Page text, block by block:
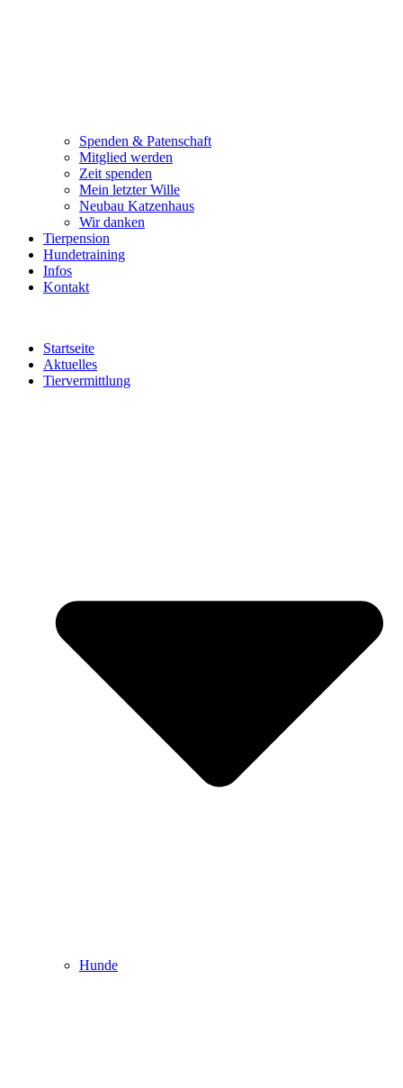
Spenden & Patenschaft
Mitglied werden
Zeit spenden
Mein letzter Wille
Neubau Katzenhaus
Wir danken
Tierpension
Hundetraining
Infos
Kontakt
Startseite
Aktuelles
Tiervermittlung
Hunde